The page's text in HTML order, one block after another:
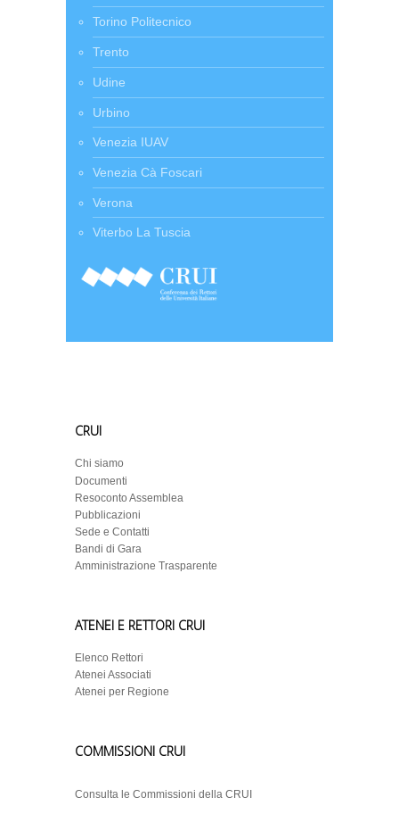
Torino Politecnico
Trento
Udine
Urbino
Venezia IUAV
Venezia Cà Foscari
Verona
Viterbo La Tuscia
CRUI
Chi siamo
Documenti
Resoconto Assemblea
Pubblicazioni
Sede e Contatti
Bandi di Gara
Amministrazione Trasparente
ATENEI E RETTORI CRUI
Elenco Rettori
Atenei Associati
Atenei per Regione
COMMISSIONI CRUI
Consulta le Commissioni della CRUI